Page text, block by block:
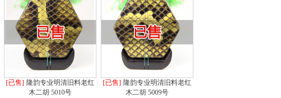
[已售] 隆韵专业明清旧料老红
木二胡 5010号
[已售] 隆韵专业明清旧料老红
木二胡 5009号